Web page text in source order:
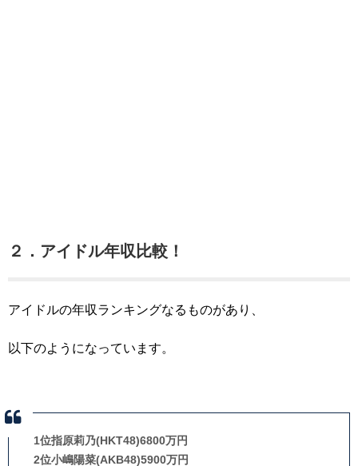
２．アイドル年収比較！
アイドルの年収ランキングなるものがあり、
以下のようになっています。
1位指原莉乃(HKT48)6800万円
2位小嶋陽菜(AKB48)5900万円